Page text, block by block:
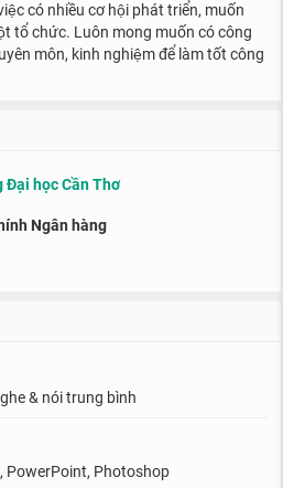
có nhiều cơ hội phát triển, muốn
tổ chức. Luôn mong muốn có công
môn, kinh nghiệm để làm tốt công
Đại học Cần Thơ
Ngân hàng
& nói trung bình
PowerPoint, Photoshop